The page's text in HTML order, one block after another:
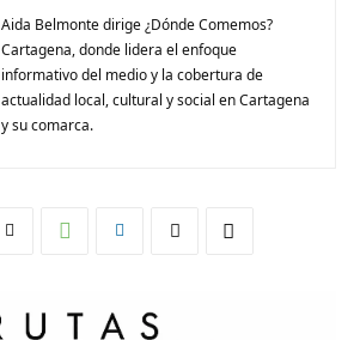
Aida Belmonte dirige ¿Dónde Comemos?
Cartagena, donde lidera el enfoque
informativo del medio y la cobertura de
actualidad local, cultural y social en Cartagena
y su comarca.